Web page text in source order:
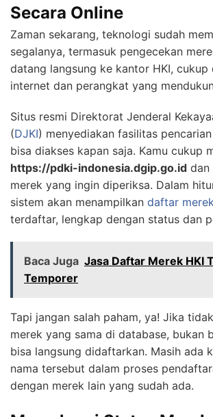
Secara Online
Zaman sekarang, teknologi sudah
segalanya, termasuk pengecekan
datang langsung ke kantor HKI, cukup
internet dan perangkat yang
Situs resmi Direktorat Jenderal
(DJKI) menyediakan fasilitas
bisa diakses kapan saja. Kamu cukup
https://pdki-indonesia.dgip.go.id dan
merek yang ingin diperiksa. Dalam
sistem akan menampilkan daftar
terdaftar, lengkap dengan status dan
Baca Juga Jasa Daftar Merek HKI
Temporer
Tapi jangan salah paham, ya! Jika
merek yang sama di database, bukan
bisa langsung didaftarkan. Masih ada
nama tersebut dalam proses
dengan merek lain yang sudah ada.